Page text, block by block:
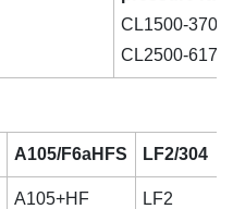
CL1500-3705
CL2500-6170
A105/F6aHFS LF2/304
A105+HF LF2